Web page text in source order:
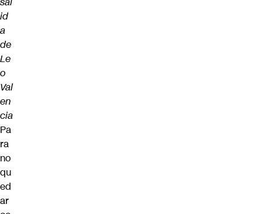
id
a
de
Le
o
Val
en
cia
Pa
ra
no
qu
ed
ar